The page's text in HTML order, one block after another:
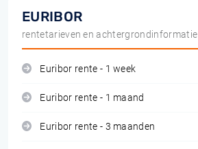
EURIBOR
rentetarieven en achtergrondinformatie
Euribor rente - 1 week
Euribor rente - 1 maand
Euribor rente - 3 maanden